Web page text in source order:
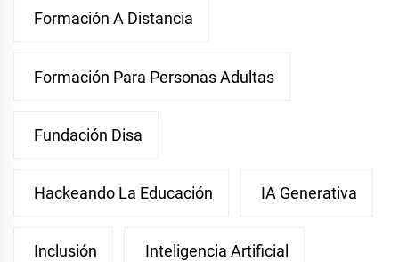
Formación A Distancia
Formación Para Personas Adultas
Fundación Disa
Hackeando La Educación IA Generativa
Inclusión Inteligencia Artificial